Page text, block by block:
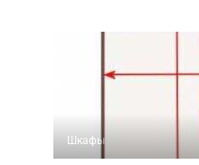
Шкафы